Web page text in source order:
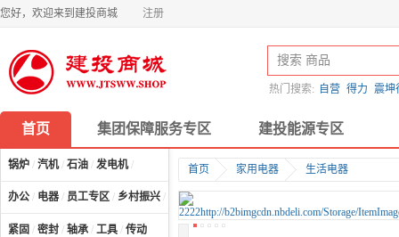
您好，欢迎来到建投商城 注册
热门搜索: 自营 得力 震坤
首页 集团保障服务专区 建投能源专区
锅炉 / 汽机/ 石油 / 发电机/
办公 / 电器 / 员工专区 / 乡村振兴 / 计算机及配件
紧固 / 密封 / 轴承 / 工具 / 传动
首页 家用电器 生活电器